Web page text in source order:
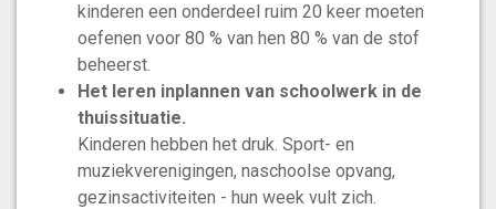
kinderen een onderdeel ruim 20 keer moeten
oefenen voor 80 % van hen 80 % van de stof
beheerst.
Het leren inplannen van schoolwerk in de
thuissituatie.
Kinderen hebben het druk. Sport- en
muziekverenigingen, naschoolse opvang,
gezinsactiviteiten - hun week vult zich.